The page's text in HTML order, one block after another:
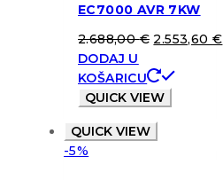
EC7000 AVR 7KW
2.688,00€ 2.553,60€
DODAJ U
KOŠARICU
QUICK VIEW
QUICK VIEW
-5%